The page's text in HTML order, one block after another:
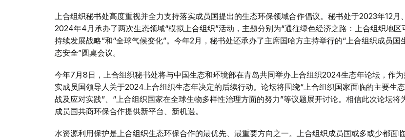
上合组织秘书处高度重视并全力支持落实成员国提出的生态环保领域合作倡议。秘书处于2023年12月、
2024年4月承办了两次生态领域“模拟上合组织”活动，主题分别为“通往绿色经济之路：上合组织地区
持续发展战略”和“全球气候变化”。今年2月，秘书处还承办了主席国哈方主持举行的“上合组织成员国
态安全”圆桌会议。
今年7月8日，上合组织秘书处将与中国生态和环境部在青岛共同举办上合组织2024生态年论坛，作为
实成员国领导人关于2024上合组织生态年决定的后续行动。论坛将围绕“上合组织国家面临的主要生
战及应对实践”、“上合组织国家在全球生物多样性治理方面的努力”等议题展开讨论。相信此次论坛将
成员国共商环保合作提供新平台、新机遇。
水资源利用保护是上合组织生态环保合作的最优先、最重要方向之一。上合组织成员国或多或少都面